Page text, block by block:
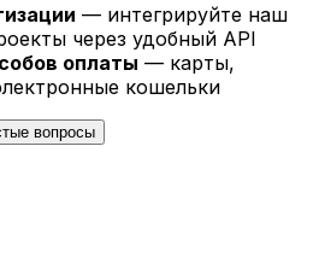
— интегрируйте наш
через удобный API
оплаты — карты,
кошельки
вопросы